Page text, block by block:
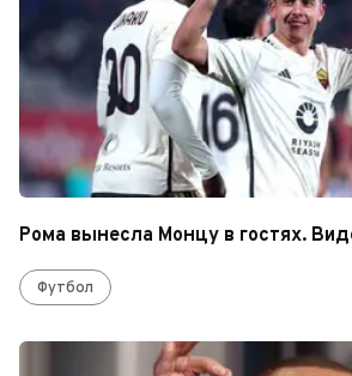
Рома вынесла Монцу в гостях.
Футбол